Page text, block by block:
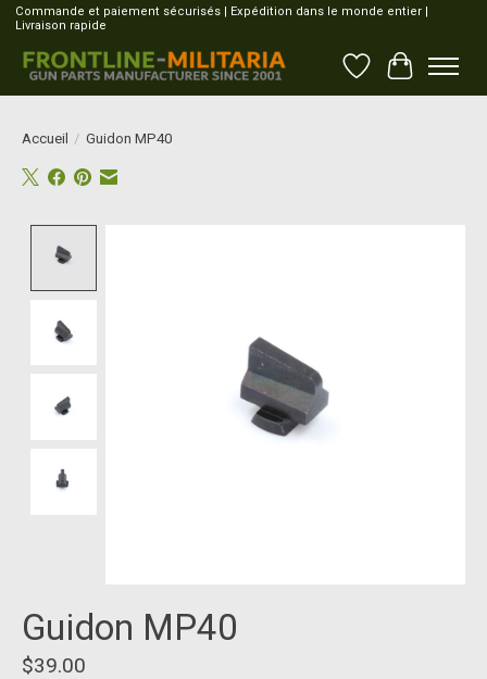
Commande et paiement sécurisés | Expédition dans le monde entier |
Livraison rapide
Liste dePanier
Accueil / Guidon MP40
Guidon MP40
$39.00